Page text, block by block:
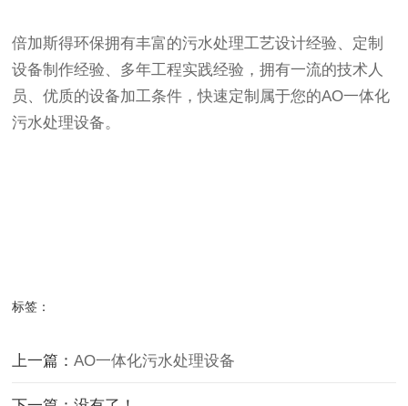
倍加斯得环保拥有丰富的污水处理工艺设计经验、定制
设备制作经验、多年工程实践经验，拥有一流的技术人
员、优质的设备加工条件，快速定制属于您的AO一体化
污水处理设备。
标签：
上一篇：AO一体化污水处理设备